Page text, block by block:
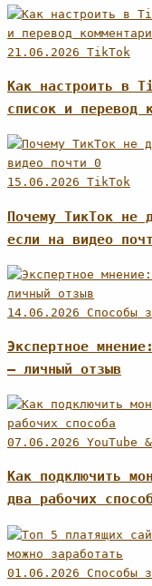
21.06.2026 TikTok
Как настроить в
список и перевод
15.06.2026 TikTok
Почему ТикТок не
если на видео
14.06.2026 Способы
Экспертное
— личный отзыв
07.06.2026 YouTube
Как подключить
два рабочих
01.06.2026 Способы